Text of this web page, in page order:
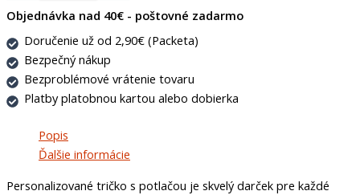
Objednávka nad 40€ - poštovné zadarmo
Doručenie už od 2,90€ (Packeta)
Bezpečný nákup
Bezproblémové vrátenie tovaru
Platby platobnou kartou alebo dobierka
Popis
Ďalšie informácie
Personalizované tričko s potlačou je skvelý darček pre každé